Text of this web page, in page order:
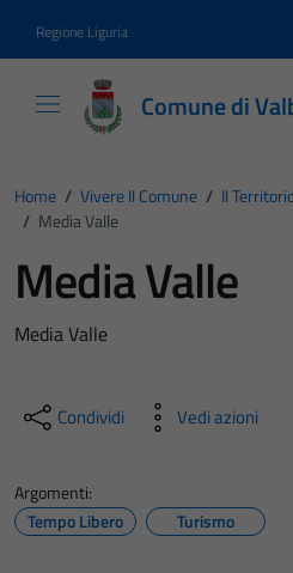
Regione Liguria
Comune di
Home / Vivere Il Comune / Il
/ Media Valle
Media Valle
Media Valle
Condividi Vedi azioni
Argomenti:
Tempo Libero
Turismo